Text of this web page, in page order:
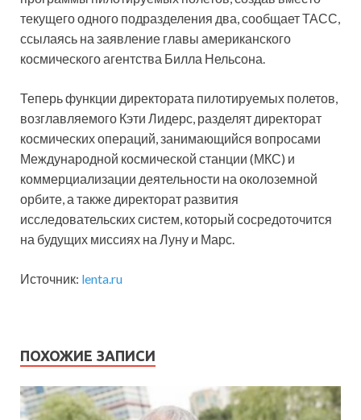
текущего одного подразделения два, сообщает ТАСС,
ссылаясь на заявление главы американского
космического агентства Билла Нельсона.
Теперь функции директората пилотируемых полетов,
возглавляемого Кэти Лидерс, разделят директорат
космических операций, занимающийся вопросами
Международной космической станции (МКС) и
коммерциализации деятельности на околоземной
орбите, а также директорат развития
исследовательских систем, который сосредоточится
на будущих миссиях на Луну и Марс.
Источник: lenta.ru
ПОХОЖИЕ ЗАПИСИ